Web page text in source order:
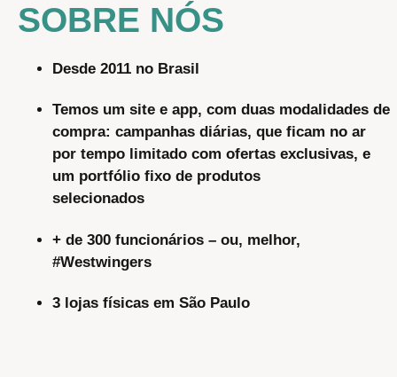
SOBRE NÓS
Desde 2011 no Brasil
Temos um site e app, com duas modalidades de
compra: campanhas diárias, que ficam no ar
por tempo limitado com ofertas exclusivas, e
um portfólio fixo de produtos
selecionados
+ de 300 funcionários – ou, melhor,
#Westwingers
3 lojas físicas em São Paulo